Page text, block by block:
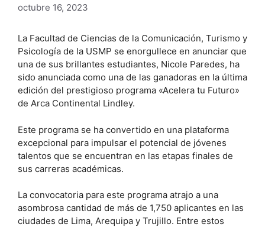
octubre 16, 2023
La Facultad de Ciencias de la Comunicación, Turismo y
Psicología de la USMP se enorgullece en anunciar que
una de sus brillantes estudiantes, Nicole Paredes, ha
sido anunciada como una de las ganadoras en la última
edición del prestigioso programa «Acelera tu Futuro»
de Arca Continental Lindley.
Este programa se ha convertido en una plataforma
excepcional para impulsar el potencial de jóvenes
talentos que se encuentran en las etapas finales de
sus carreras académicas.
La convocatoria para este programa atrajo a una
asombrosa cantidad de más de 1,750 aplicantes en las
ciudades de Lima, Arequipa y Trujillo. Entre estos